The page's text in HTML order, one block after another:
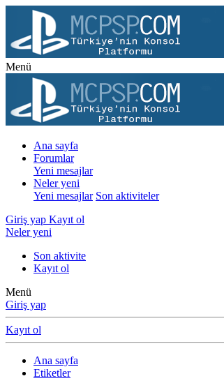
Menü
Ana sayfa
Forumlar
Yeni mesajlar
Neler yeni
Yeni mesajlar Son aktiviteler
Giriş yap Kayıt ol
Neler yeni
Son aktivite
Kayıt ol
Menü
Giriş yap
Kayıt ol
Ana sayfa
Etiketler